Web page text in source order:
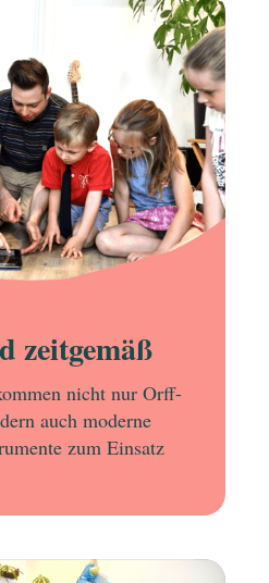
zeitgemäß
nicht nur Orff-
auch moderne
zum Einsatz